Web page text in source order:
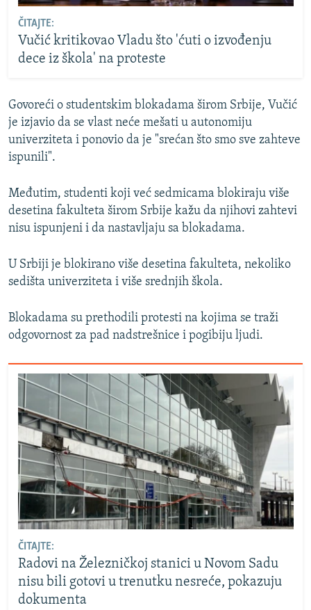
ČITAJTE:
Vučić kritikovao Vladu što 'ćuti o izvođenju
dece iz škola' na proteste
Govoreći o studentskim blokadama širom Srbije, Vučić
je izjavio da se vlast neće mešati u autonomiju
univerziteta i ponovio da je "srećan što smo sve zahteve
ispunili".
Međutim, studenti koji već sedmicama blokiraju više
desetina fakulteta širom Srbije kažu da njihovi zahtevi
nisu ispunjeni i da nastavljaju sa blokadama.
U Srbiji je blokirano više desetina fakulteta, nekoliko
sedišta univerziteta i više srednjih škola.
Blokadama su prethodili protesti na kojima se traži
odgovornost za pad nadstrešnice i pogibiju ljudi.
ČITAJTE:
Radovi na Železničkoj stanici u Novom Sadu
nisu bili gotovi u trenutku nesreće, pokazuju
dokumenta